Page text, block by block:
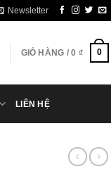
Newsletter
GIỎ HÀNG /0 ₫ 0
LIÊN HỆ